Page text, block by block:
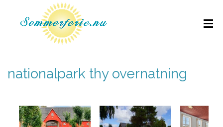
nationalpark thy overnatning